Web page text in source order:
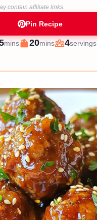
contain affiliate links.
Pin Recipe
minutes
mins
Cook
20minutes
mins
Servings
4servings